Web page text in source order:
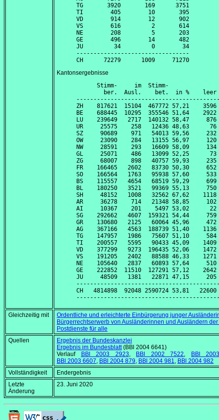
TG       3920       169      3751
TI        405        10       395
VD        914        12       902
VS        616         2       614
NE        208         5       203
GE        496        14       482
JU         34         0        34
---------------------------------
Kantonsergebnisse
Stimm-     im  Stimm-
ber.  Ausl.    bet.  in %
ZH    817621  15104  467772 57,21
BE    688445  10295  355546 51,64
LU    239649   2717  140132 58,47
UR     25575    258   12436 48,63
SZ     90689    971   54013 59,56
OW     23090    284   13155 56,97
NW     28591    293   16609 58,09
GL     25071    486   13099 52,25
ZG     68007    898   40757 59,93
FR    166465   2602   83730 50,30
SO    166564   1763   95938 57,60
BS    115557   4654   68519 59,29
BL    180250   3521   99369 55,13
SH     48152   1008   32562 67,62
AR     36278    714   21348 58,85
AI     10367    201    5497 53,02
SG    292662   4607  159321 54,44
GR    130680   2125   60064 45,96
AG    367166   4563  188739 51,40
TG    147957   1986   75607 51,10
TI    200557   5595   90433 45,09
VD    377299   9273  196435 52,06
VS    191205   2402   88588 46,33
NE    105640   2837   60893 57,64
GE    222852  11510  127291 57,12
JU     48509   1381   22871 47,15
CH   4814898  92048 2590724 53,81
Gleichzeitig mit
Ordentliche und erleichterte Einbürgerung junger
Bürgerrechtserwerb von Ausländerinnen und Ausländern
Postdienste für alle
Quellen
Ergebnis der Bundeskanzlei
Ergebnis im Bundesblatt(BBl 2004 6641)
Verlauf
BBl 2003 2923, BBl 2002 7522,
BBl
BBl 2003 6607, BBl 2004 879, BBl 2004 981, BBl 2004 982
Vollständigkeit
Endergebnis
Letzte
Änderung
23. Juni 2020